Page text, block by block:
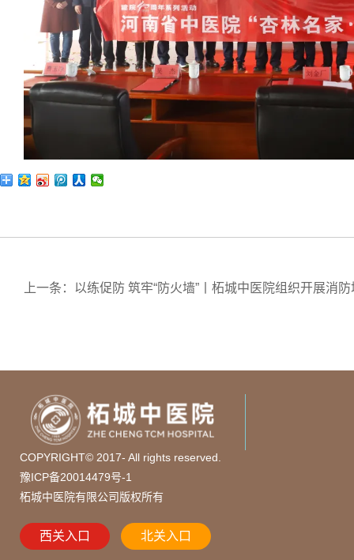
上一条：以练促防 筑牢“防火墙”丨柘城中医院组织开展消
COPYRIGHT© 2017- All rights reserved.
豫ICP备20014479号-1
柘城中医院有限公司版权所有
西关入口 北关入口